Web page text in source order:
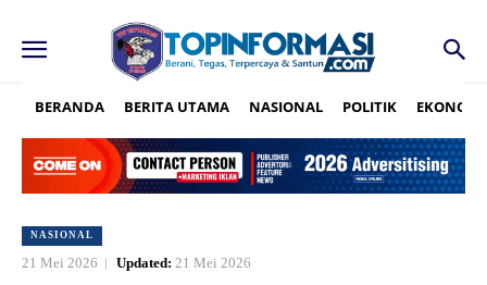
BERANDA BERITA UTAMA NASIONAL POLITIK EKONOMI
NASIONAL
21 Mei 2026 Updated: 21 Mei 2026